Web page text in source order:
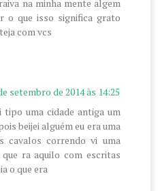
na minha mente algem
o que isso significa grato
com vcs
setembro de 2014 às 14:25
tipo uma cidade antiga um
beijei alguém eu era uma
cavalos correndo vi uma
ra aquilo com escritas
o que era